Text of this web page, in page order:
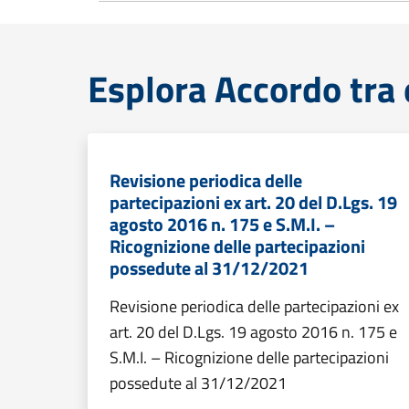
Esplora Accordo
Revisione periodica delle
partecipazioni ex art. 20 del D.Lgs. 19
agosto 2016 n. 175 e S.M.I. –
Ricognizione delle partecipazioni
possedute al 31/12/2021
Revisione periodica delle partecipazioni ex
art. 20 del D.Lgs. 19 agosto 2016 n. 175 e
S.M.I. – Ricognizione delle partecipazioni
possedute al 31/12/2021